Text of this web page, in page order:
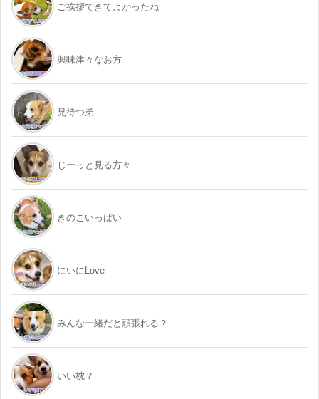
ご挨拶できてよかったね
興味津々なお方
兄待つ弟
じーっと見る方々
きのこいっぱい
にいにLove
みんな一緒だと頑張れる？
いい枕？